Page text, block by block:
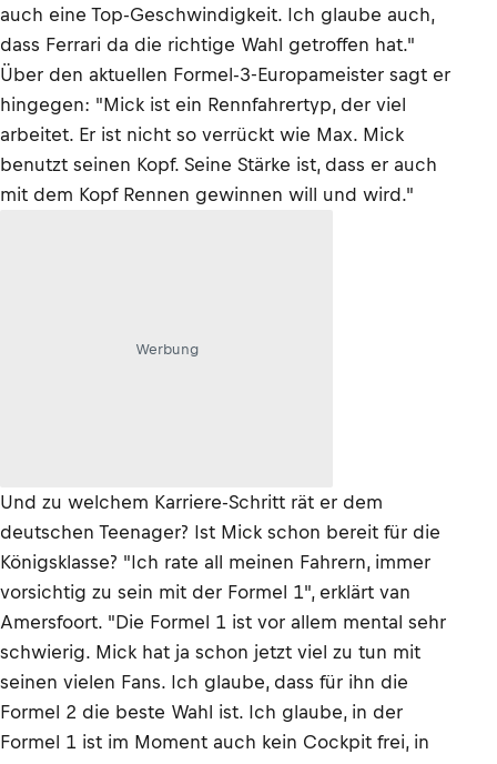
auch eine Top-Geschwindigkeit. Ich glaube auch,
dass Ferrari da die richtige Wahl getroffen hat."
Über den aktuellen Formel-3-Europameister sagt er
hingegen: "Mick ist ein Rennfahrertyp, der viel
arbeitet. Er ist nicht so verrückt wie Max. Mick
benutzt seinen Kopf. Seine Stärke ist, dass er auch
mit dem Kopf Rennen gewinnen will und wird."
Werbung
Und zu welchem Karriere-Schritt rät er dem
deutschen Teenager? Ist Mick schon bereit für die
Königsklasse? "Ich rate all meinen Fahrern, immer
vorsichtig zu sein mit der Formel 1", erklärt van
Amersfoort. "Die Formel 1 ist vor allem mental sehr
schwierig. Mick hat ja schon jetzt viel zu tun mit
seinen vielen Fans. Ich glaube, dass für ihn die
Formel 2 die beste Wahl ist. Ich glaube, in der
Formel 1 ist im Moment auch kein Cockpit frei, in